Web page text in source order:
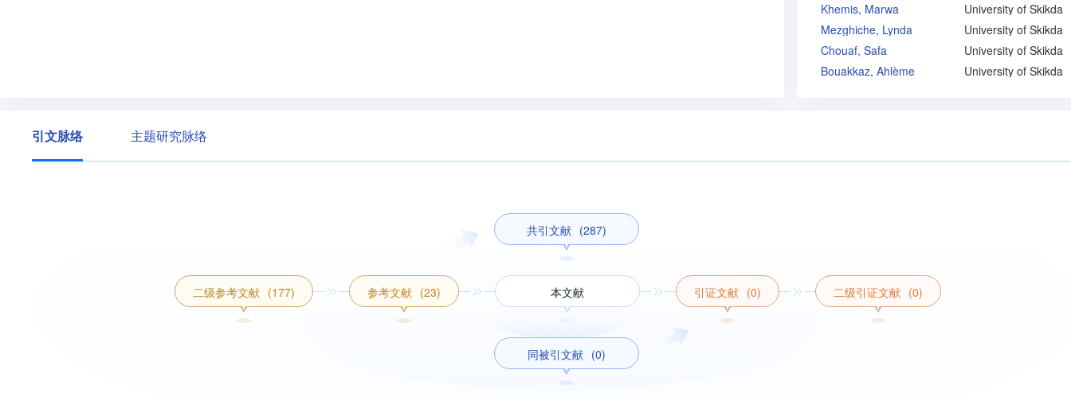
Khemis, Marwa
University of Skikda
Mezghiche, Lynda
University of Skikda
Chouaf, Safa
University of Skikda
Bouakkaz, Ahlème
University of Skikda
引文脉络 主题研究脉络
二级参考文献 (177) 参考文献 (23)
共引文献 (287)
本文献
同被引文献 (0)
引证文献 (0) 二级引证文献 (0)